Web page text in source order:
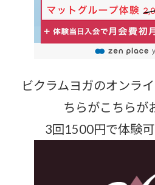
ビクラムヨガのオンラ
ちらがこちら
3回1500円で体験